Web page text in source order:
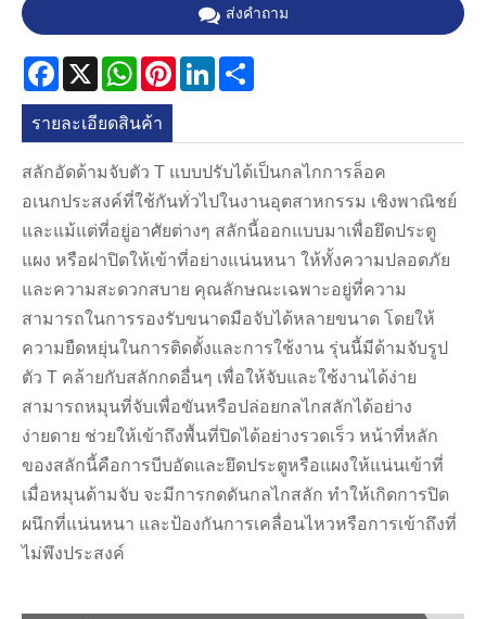
ส่งคำถาม
Facebook
X WhatsApp
PinterestLinkedIn
รายละเอียดสินค้า
สลักอัดด้ามจับตัว T แบบปรับได้เป็นกลไกการล็อค
อเนกประสงค์ที่ใช้กันทั่วไปในงานอุตสาหกรรม เชิงพาณิชย์
และแม้แต่ที่อยู่อาศัยต่างๆ สลักนี้ออกแบบมาเพื่อยึดประตู
แผง หรือฝาปิดให้เข้าที่อย่างแน่นหนา ให้ทั้งความปลอดภัย
และความสะดวกสบาย คุณลักษณะเฉพาะอยู่ที่ความ
สามารถในการรองรับขนาดมือจับได้หลายขนาด โดยให้
ความยืดหยุ่นในการติดตั้งและการใช้งาน รุ่นนี้มีด้ามจับรูป
ตัว T คล้ายกับสลักกดอื่นๆ เพื่อให้จับและใช้งานได้ง่าย
สามารถหมุนที่จับเพื่อขันหรือปล่อยกลไกสลักได้อย่าง
ง่ายดาย ช่วยให้เข้าถึงพื้นที่ปิดได้อย่างรวดเร็ว หน้าที่หลัก
ของสลักนี้คือการบีบอัดและยึดประตูหรือแผงให้แน่นเข้าที่
เมื่อหมุนด้ามจับ จะมีการกดดันกลไกสลัก ทำให้เกิดการปิด
ผนึกที่แน่นหนา และป้องกันการเคลื่อนไหวหรือการเข้าถึงที่
ไม่พึงประสงค์